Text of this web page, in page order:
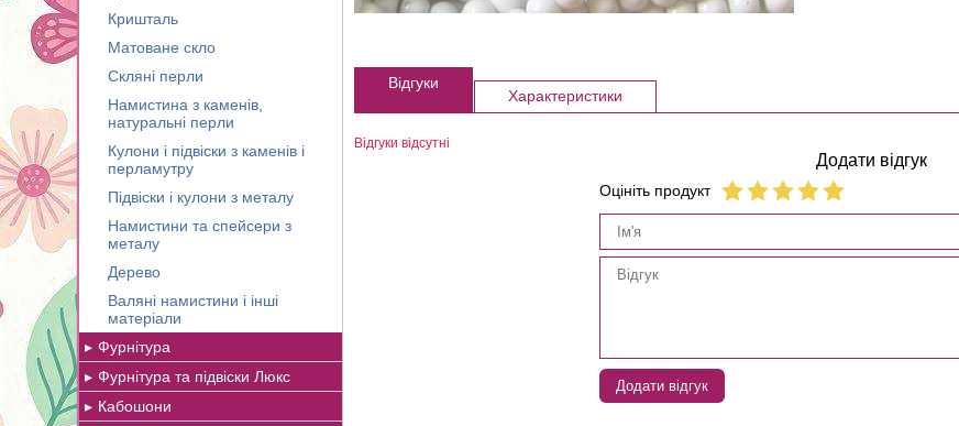
Кришталь
Матоване скло
Скляні перли
Намистина з каменів,
натуральні перли
Кулони і підвіски з каменів і
перламутру
Підвіски і кулони з металу
Намистини та спейсери з
металу
Дерево
Валяні намистини і інші
матеріали
Фурнітура
Фурнітура та підвіски Люкс
Кабошони
Відгуки
Характеристики
Відгуки відсутні
Додати відгук
Оцініть продукт
Додати відгук